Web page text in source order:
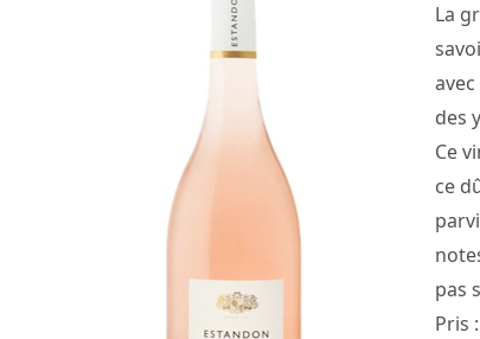
La
des
Ce
ce
pas
Pris